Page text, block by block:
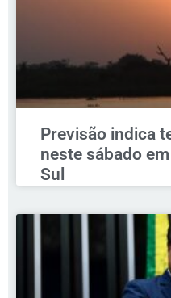
Previsão indica
neste sábado
Sul